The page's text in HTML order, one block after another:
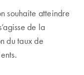
souhaite atteindre
de la
du taux de